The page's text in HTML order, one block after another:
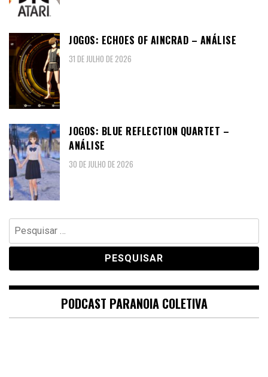
JOGOS: ECHOES OF AINCRAD – ANÁLISE
31 DE JULHO DE 2026
JOGOS: BLUE REFLECTION QUARTET –
ANÁLISE
30 DE JULHO DE 2026
Pesquisar
por:
PODCAST PARANOIA COLETIVA